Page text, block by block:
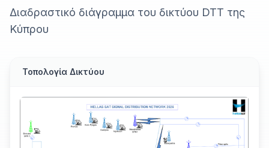
Διαδραστικό διάγραμμα του δικτύου DTT της
Κύπρου
Τοπολογία Δικτύου